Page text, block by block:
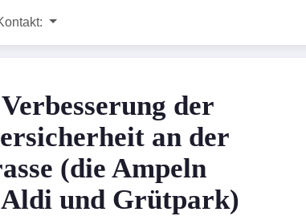
der
an der
(die Ampeln
Aldi und Grütpark)